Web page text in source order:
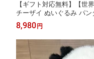
【ギフト対応無料】【世
チーザイ ぬいぐるみ パン
ダぬいぐるみ 抱き枕 ふわ
い寝 癒し系 プレゼント
い
8,980 円